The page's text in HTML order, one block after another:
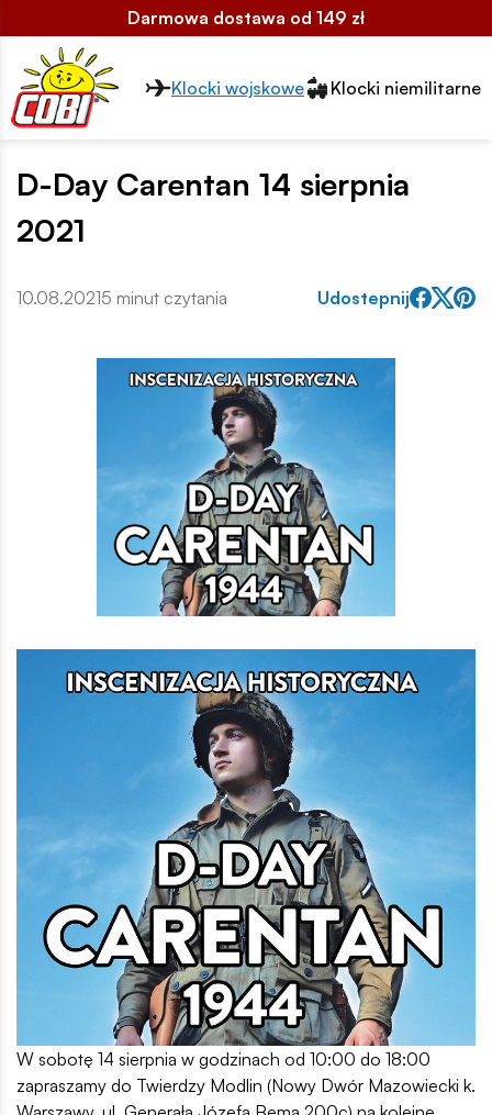
Darmowa dostawa od 149 zł
Przełącznik segmentów2
Klocki wojskowe Klocki niemilitarne
D-Day Carentan 14 sierpnia
2021
10.08.20215 minut czytania Udostepnij
W sobotę 14 sierpnia w godzinach od 10:00 do 18:00
zapraszamy do Twierdzy Modlin (Nowy Dwór Mazowiecki k.